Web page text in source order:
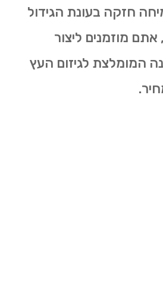
חזקה בעונת הגידול
מוזמנים ליצור
המומלצת לגיזום העץ